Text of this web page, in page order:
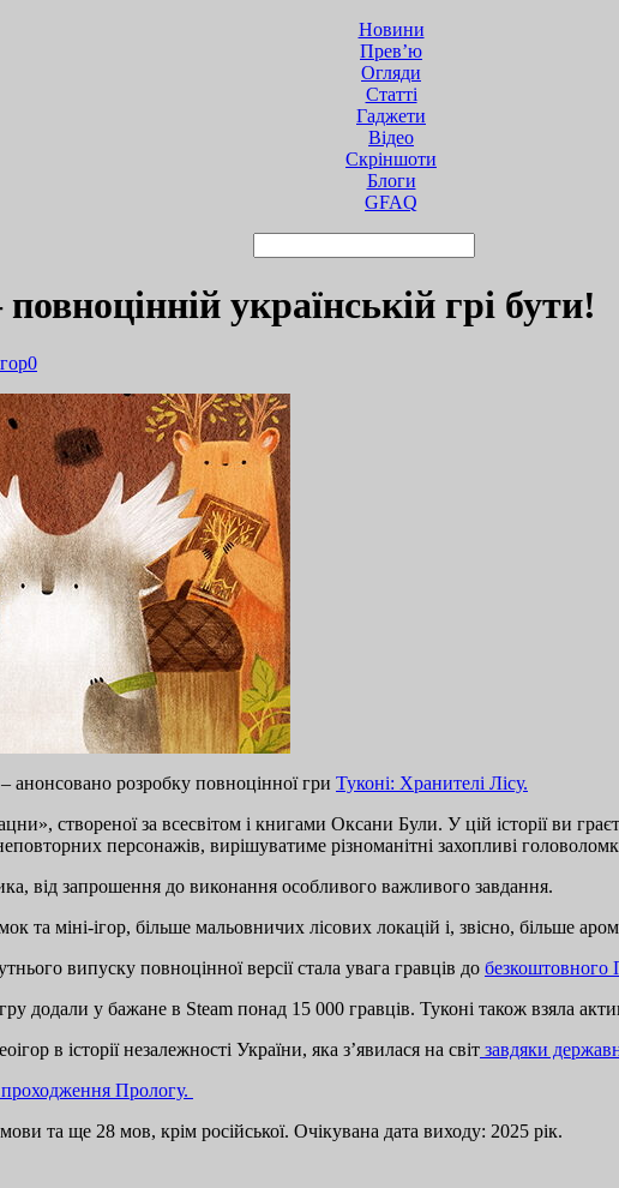
Новини
Прев’ю
Огляди
Статті
Гаджети
Відео
Cкріншоти
Блоги
GFAQ
українській грі бути!
0
анонсовано розробку повноцінної гри Туконі: Хранителі Лісу.
створеної за всесвітом і книгами Оксани Були. У цій історії ви
персонажів, вирішуватиме різноманітні захопливі
від запрошення до виконання особливого важливого завдання.
та міні-ігор, більше мальовничих лісових локацій і, звісно, більше
випуску повноцінної версії стала увага гравців до безкоштовного
гру додали у бажане в Steam понад 15 000 гравців. Туконі також взяла
в історії незалежності України, яка з’явилася на світ завдяки
Прологу.
та ще 28 мов, крім російської. Очікувана дата виходу: 2025 рік.